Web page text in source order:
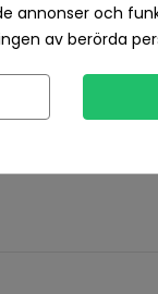
annonser och
av berörda